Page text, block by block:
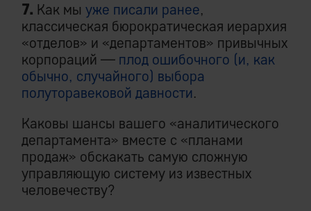
7. Как мы уже писали ранее,
классическая бюрократическая иерархия
«отделов» и «департаментов» привычных
корпораций — плод ошибочного (и, как
обычно, случайного) выбора
полуторавековой давности.
Каковы шансы вашего «аналитического
департамента» вместе с «планами
продаж» обскакать самую сложную
управляющую систему из известных
человечеству?